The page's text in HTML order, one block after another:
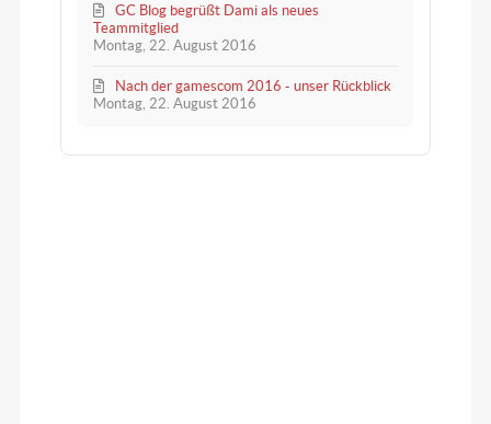
Montag, 22. August 2016
GC Blog begrüßt Dami als neues
Teammitglied
Montag, 22. August 2016
Nach der gamescom 2016 - unser Rückblick